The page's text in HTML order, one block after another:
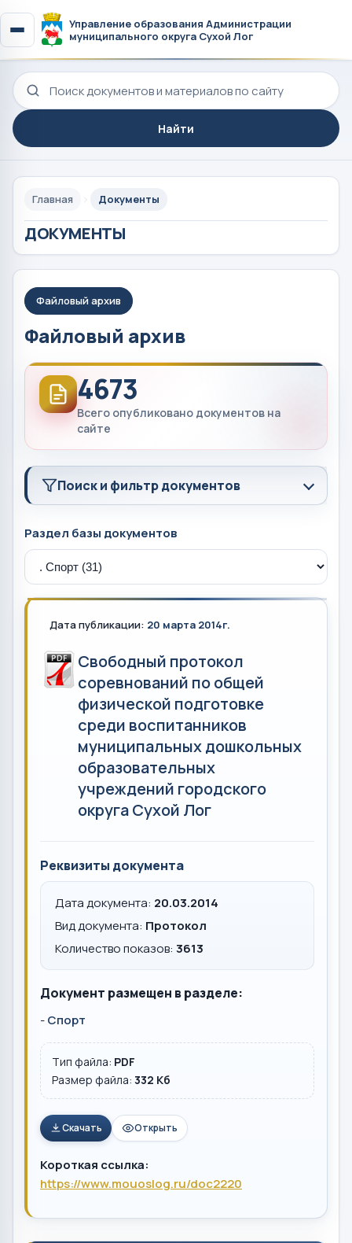
Управление образования Администрации
муниципального округа Сухой Лог
Поиск по сайту
Найти
Главная Документы
ДОКУМЕНТЫ
Файловый архив
Файловый архив
4673
Всего опубликовано документов на
сайте
Поиск и фильтр документов
Раздел базы документов
Дата публикации: 20 марта 2014г.
Свободный протокол
соревнований по общей
физической подготовке
среди воспитанников
муниципальных дошкольных
образовательных
учреждений городского
округа Сухой Лог
Реквизиты документа
Дата документа: 20.03.2014
Вид документа: Протокол
Количество показов: 3613
Документ размещен в разделе:
-Спорт
Тип файла: PDF
Размер файла: 332 Кб
Скачать Открыть
Короткая ссылка:
https://www.mouoslog.ru/doc2220